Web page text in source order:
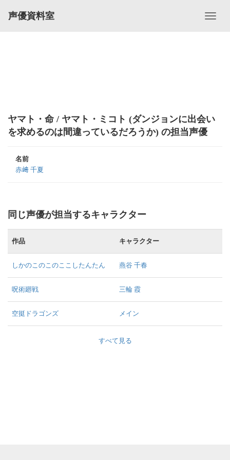
声優資料室
ヤマト・命 / ヤマト・ミコト (ダンジョンに出会い
を求めるのは間違っているだろうか) の担当声優
名前
赤﨑 千夏
同じ声優が担当するキャラクター
作品 キャラクター
しかのこのこのここしたんたん 燕谷 千春
呪術廻戦 三輪 霞
空挺ドラゴンズ メイン
すべて見る